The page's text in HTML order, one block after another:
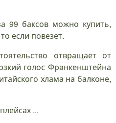
99 баксов можно купить,
если повезет.
отвращает от
голос Франкенштейна
хлама на балконе,
...